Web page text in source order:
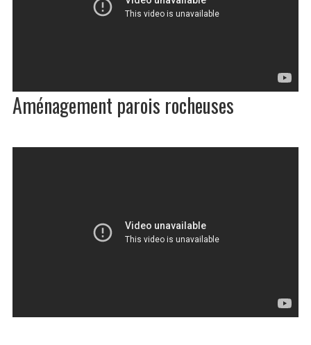
Aménagement parois rocheuses